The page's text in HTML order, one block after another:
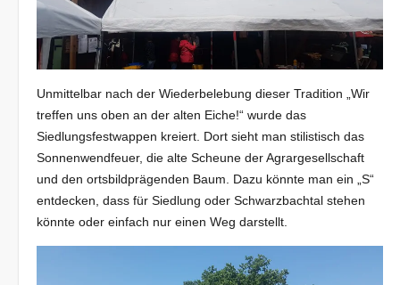
Unmittelbar nach der Wiederbelebung dieser Tradition „Wir
treffen uns oben an der alten Eiche!“ wurde das
Siedlungsfestwappen kreiert. Dort sieht man stilistisch das
Sonnenwendfeuer, die alte Scheune der Agrargesellschaft
und den ortsbildprägenden Baum. Dazu könnte man ein „S“
entdecken, dass für Siedlung oder Schwarzbachtal stehen
könnte oder einfach nur einen Weg darstellt.